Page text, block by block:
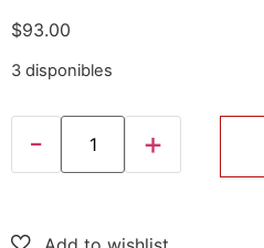
$93.00
3 disponibles